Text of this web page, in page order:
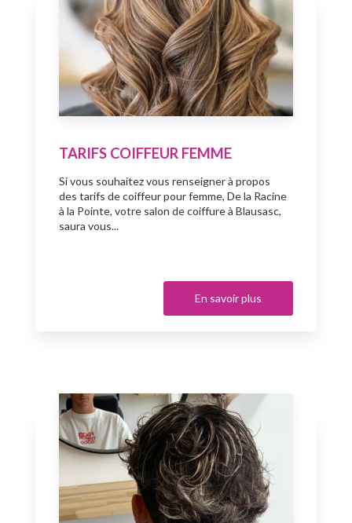
TARIFS COIFFEUR FEMME
Si vous souhaitez vous renseigner à propos
des tarifs de coiffeur pour femme, De la Racine
à la Pointe, votre salon de coiffure à Blausasc,
saura vous...
En savoir plus